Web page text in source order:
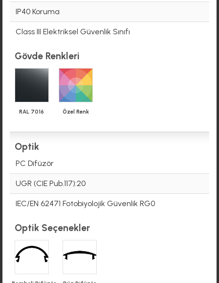
IP40 Koruma
Class III Elektriksel Güvenlik Sınıfı
Gövde Renkleri
RAL 7016 Özel Renk
Optik
PC Difüzör
UGR (CIE Pub.117):20
IEC/EN 62471 Fotobiyolojik Güvenlik RG0
Optik Seçenekler